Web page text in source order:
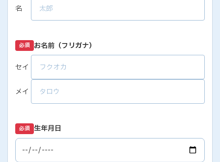
名
必須 お名前（フリガナ）
セイ
メイ
必須 生年月日